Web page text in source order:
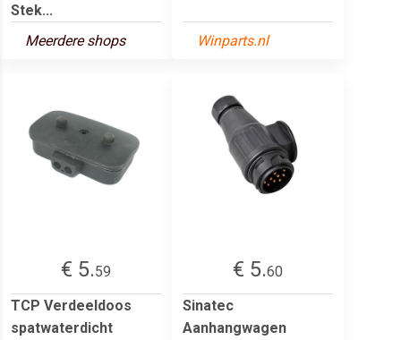
Stek...
Meerdere shops
Winparts.nl
€ 5.59
TCP Verdeeldoos
spatwaterdicht
€ 5.60
Sinatec
Aanhangwagen